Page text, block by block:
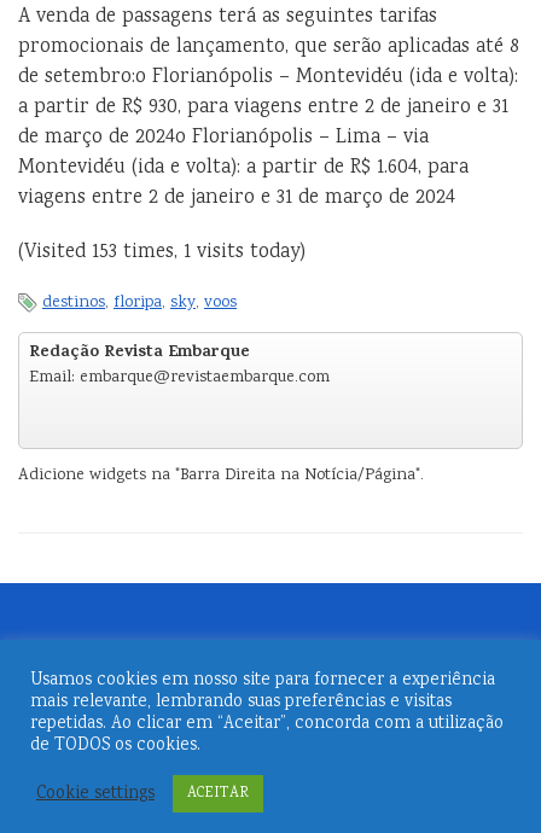
A venda de passagens terá as seguintes tarifas
promocionais de lançamento, que serão aplicadas até 8
de setembro:o Florianópolis – Montevidéu (ida e volta):
a partir de R$ 930, para viagens entre 2 de janeiro e 31
de março de 2024o Florianópolis – Lima – via
Montevidéu (ida e volta): a partir de R$ 1.604, para
viagens entre 2 de janeiro e 31 de março de 2024
(Visited 153 times, 1 visits today)
destinos, floripa, sky, voos
Redação Revista Embarque
Email: embarque@revistaembarque.com
Adicione widgets na "Barra Direita na Notícia/Página".
© 2026Revista Embarque
Usamos cookies em nosso site para fornecer a experiência
mais relevante, lembrando suas preferências e visitas
repetidas. Ao clicar em “Aceitar”, concorda com a utilização
de TODOS os cookies.
Cookie settings
ACEITAR